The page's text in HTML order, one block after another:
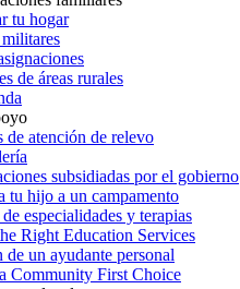
tu hogar
de áreas rurales
de atención de relevo
subsidiadas por el gobierno
tu hijo a un campamento
especialidades y terapias
Right Education Services
de un ayudante personal
Community First Choice